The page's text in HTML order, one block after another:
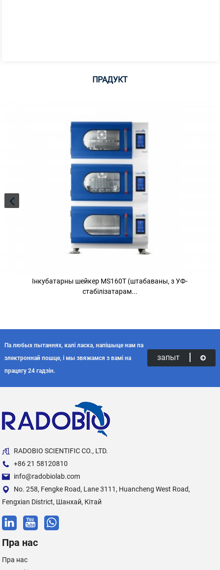
ПРАДУКТ
Інкубатарны шейкер MS160T (штабаваны, з УФ-
стабілізатарам...
Па любых пытаннях, калі ласка, напішыце нам па
электроннай пошце, і мы звяжамся з вамі на
працягу 24 гадзін.
запыт
RADOBIO SCIENTIFIC CO., LTD.
+86 21 58120810
info@radobiolab.com
No. 258, Fengke Road, Lane 3111, Huancheng West Road,
Fengxian District, Шанхай, Кітай
Пра нас
Пра нас